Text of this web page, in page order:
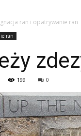
ran i opatrywanie ran
ran
199 0